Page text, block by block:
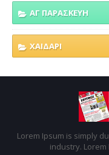
ΑΓ ΠΑΡΑΣΚΕΥΗ
ΧΑΙΔΑΡΙ
Lorem Ipsum is simply
industry.